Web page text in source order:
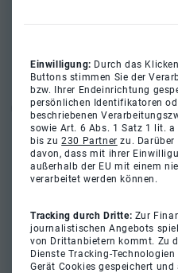
Einwilligung: Durch das
Buttons stimmen Sie der
bzw. Ihrer Endeinrichtung
persönlichen Identifikatoren
beschriebenen
sowie Art. 6 Abs. 1 Satz 1 lit. a
bis zu230 Partner zu. Darüber
davon, dass mit ihrer
außerhalb der EU mit einem
verarbeitet werden können.
Tracking durch Dritte: Zur
journalistischen Angebots
von Drittanbietern kommt. Zu
Dienste Tracking-
Gerät Cookies gespeichert